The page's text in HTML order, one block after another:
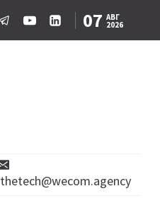
07 АВГ
2026
thetech@wecom.agency